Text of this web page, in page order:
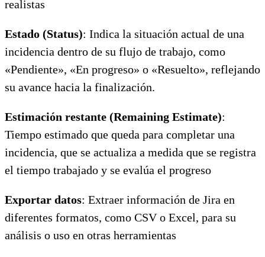
realistas
Estado (Status): Indica la situación actual de una
incidencia dentro de su flujo de trabajo, como
«Pendiente», «En progreso» o «Resuelto», reflejando
su avance hacia la finalización.
Estimación restante (Remaining Estimate):
Tiempo estimado que queda para completar una
incidencia, que se actualiza a medida que se registra
el tiempo trabajado y se evalúa el progreso
Exportar datos: Extraer información de Jira en
diferentes formatos, como CSV o Excel, para su
análisis o uso en otras herramientas